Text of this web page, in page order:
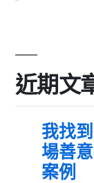
近期文
我找
場善
案例